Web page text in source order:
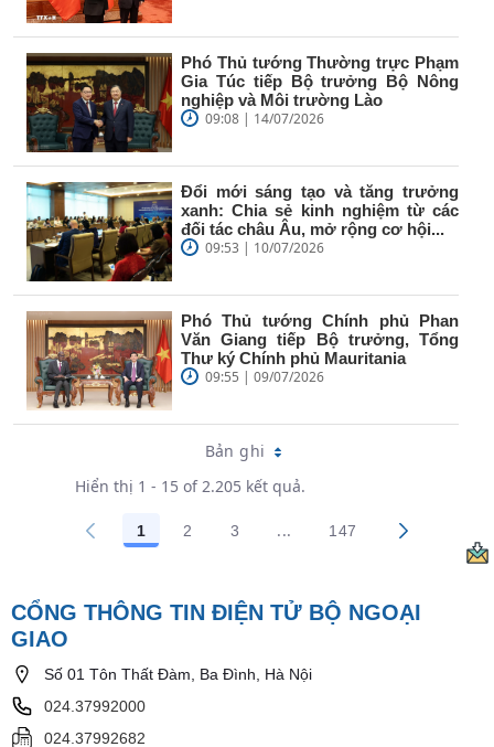
Phó Thủ tướng Thường trực Phạm
Gia Túc tiếp Bộ trưởng Bộ Nông
nghiệp và Môi trường Lào
09:08 | 14/07/2026
Đổi mới sáng tạo và tăng trưởng
xanh: Chia sẻ kinh nghiệm từ các
đối tác châu Âu, mở rộng cơ hội...
09:53 | 10/07/2026
Phó Thủ tướng Chính phủ Phan
Văn Giang tiếp Bộ trưởng, Tổng
Thư ký Chính phủ Mauritania
09:55 | 09/07/2026
Bản ghi
Hiển thị 1 - 15 of 2.205 kết quả.
Các trang trên cổng
1 Các trang trên cổng
2 Các trang trên cổng
3 ...Trang trung gian Use TAB
Các trang trên cổng
147
CỔNG THÔNG TIN ĐIỆN TỬ BỘ NGOẠI
GIAO
Số 01 Tôn Thất Đàm, Ba Đình, Hà Nội
024.37992000
024.37992682